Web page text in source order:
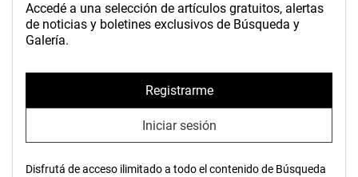
Accedé a una selección de artículos gratuitos, alertas
de noticias y boletines exclusivos de Búsqueda y
Galería.
Registrarme
Iniciar sesión
Disfrutá de acceso ilimitado a todo el contenido de Búsqueda